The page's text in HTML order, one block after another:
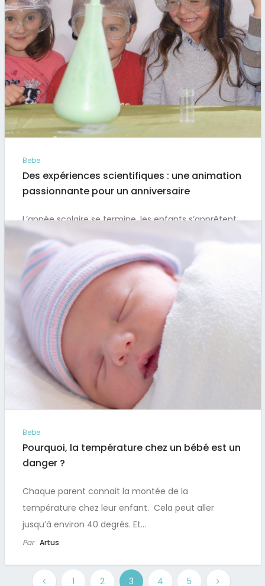
Bebe
Des expériences scientifiques : une animation
passionnante pour un anniversaire
L’année scolaire se termine, les enfants s’apprêtent
à partir en vacances et il se trouve que l’anniversaire
de votre…
Par Artus
Bebe
Pourquoi, la température chez un bébé est un
danger ?
Chaque parent connait la montée de la
température chez leur enfant. Cela peut aller
jusqu’à environ 40 degrés. Et…
Par Artus
1 2 3 4 5